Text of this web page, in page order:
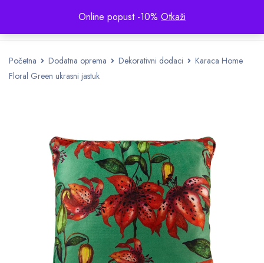
Online popust -10% Otkaži
Početna Dodatna oprema Dekorativni dodaci
Karaca Home
Floral Green ukrasni jastuk